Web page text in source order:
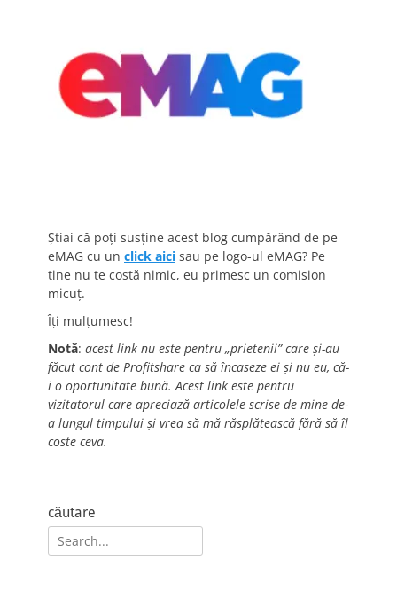
Știai că poți susține acest blog cumpărând de pe
eMAG cu un click aici sau pe logo-ul eMAG? Pe
tine nu te costă nimic, eu primesc un comision
micuț.
Îți mulțumesc!
Notă: acest link nu este pentru „prietenii” care și-au
făcut cont de Profitshare ca să încaseze ei și nu eu, că-
i o oportunitate bună. Acest link este pentru
vizitatorul care apreciază articolele scrise de mine de-
a lungul timpului și vrea să mă răsplătească fără să îl
coste ceva.
căutare
Search
for: